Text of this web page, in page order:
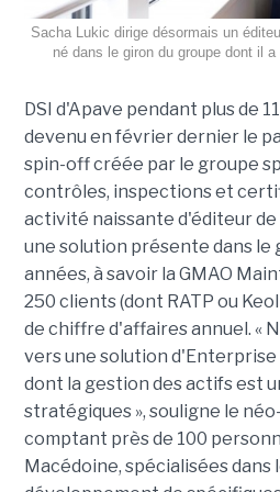
Sacha Lukic dirige désormais un
né dans le giron du groupe dont il
DSI d'Apave pendant plus de
devenu en février dernier le
spin-off créée par le groupe
contrôles, inspections et
activité naissante d'éditeur
une solution présente dans le
années, à savoir la GMAO
250 clients (dont RATP ou
de chiffre d'affaires annuel. «
vers une solution
dont la gestion des actifs est
stratégiques », souligne le
comptant près de 100
Macédoine, spécialisées dans